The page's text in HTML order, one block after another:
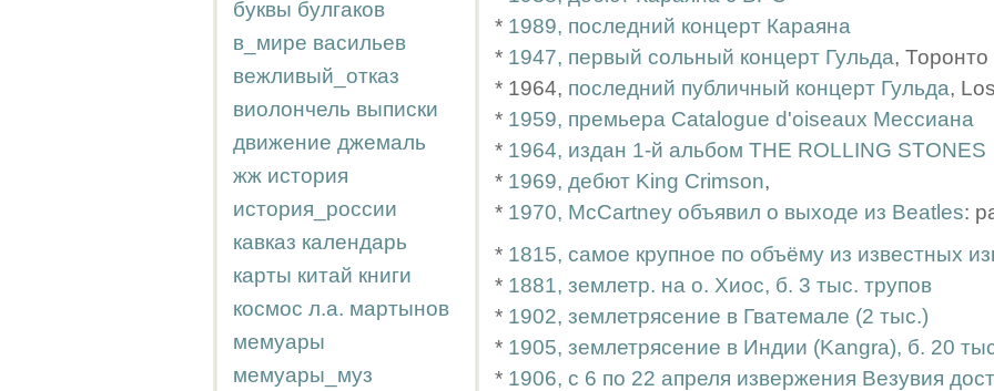
буквы булгаков
в_мире васильев
вежливый_отказ
виолончель выписки
движение джемаль
жж история
история_россии
кавказ календарь
карты китай книги
космос л.а. мартынов
мемуары
мемуары_муз
* 1989, последний концерт Караяна
* 1947, первый сольный концерт Гульда, Торонто
* 1964, последний публичный концерт Гульда,
* 1959, премьера Catalogue d'oiseaux Мессиана
* 1964, издан 1-й альбом THE ROLLING STONES
* 1969, дебют King Crimson,
* 1970, McCartney объявил о выходе из Beatles:
* 1815, самое крупное по объёму из известных
* 1881, землетр. на о. Хиос, б. 3 тыс. трупов
* 1902, землетрясение в Гватемале (2 тыс.)
* 1905, землетрясение в Индии (Kangra), б. 20
* 1906, с 6 по 22 апреля извержения Везувия